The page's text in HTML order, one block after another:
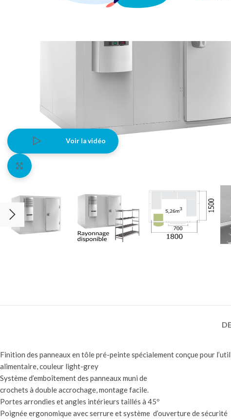
Voir la vidéo
Finition des panneaux en tôle pré-peinte spécialement conçue pour
alimentaire, couleur light-grey
Système d’emboîtement des panneaux muni de
crochets à double accrochage, montage facile.
Portes arrondies et angles intérieurs taillés à 45º
Poignée ergonomique avec serrure et système d’ouverture de sécurité